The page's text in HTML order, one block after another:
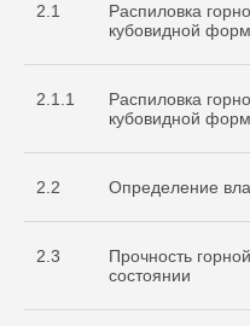
2.1
Распиловка
кубовидной
2.1.1
Распиловка
кубовидной
2.2 Определение
2.3
Прочность
состоянии